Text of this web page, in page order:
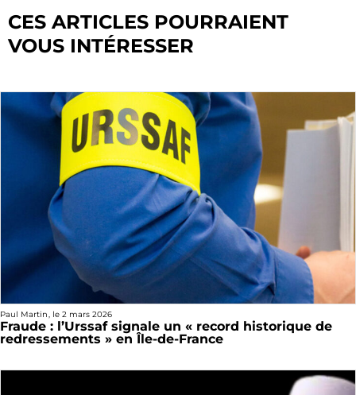
CES ARTICLES POURRAIENT
VOUS INTÉRESSER
Paul Martin, le 2 mars 2026
Fraude : l’Urssaf signale un « record historique de
redressements » en Île-de-France